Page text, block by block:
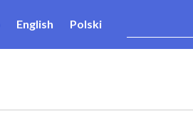
English Polski